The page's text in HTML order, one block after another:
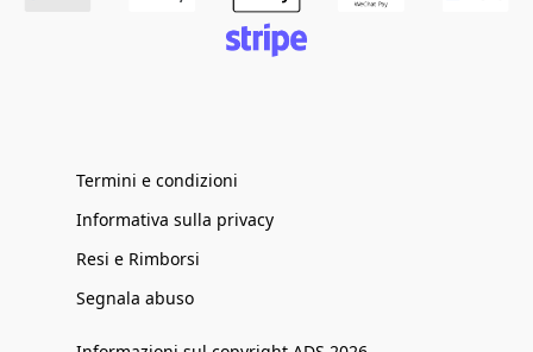
Termini e condizioni
Informativa sulla privacy
Resi e Rimborsi
Segnala abuso